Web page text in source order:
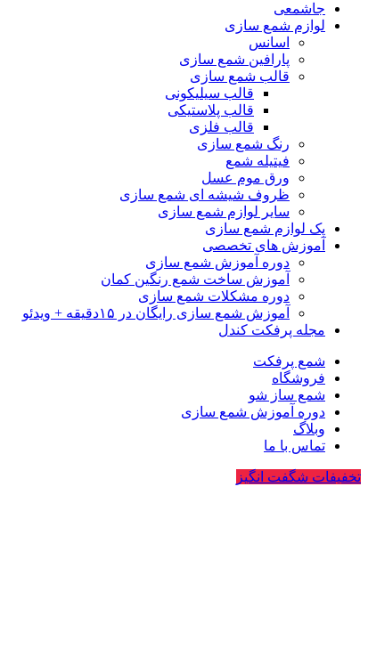
جاشمعی
لوازم شمع سازی
اسانس
پارافین شمع سازی
قالب شمع سازی
قالب سیلیکونی
قالب پلاستیکی
قالب فلزی
رنگ شمع سازی
فیتیله شمع
ورق موم عسل
ظروف شیشه ای شمع سازی
سایر لوازم شمع سازی
پک لوازم شمع سازی
آموزش های تخصصی
دوره آموزش شمع سازی
آموزش ساخت شمع رنگین کمان
دوره مشکلات شمع سازی
آموزش شمع سازی رایگان در ۱۵دقیقه + ویدئو
مجله پرفکت کندل
شمع پرفکت
فروشگاه
شمع ساز شو
دوره آموزش شمع سازی
وبلاگ
تماس با ما
تخفیفات شگفت انگیز